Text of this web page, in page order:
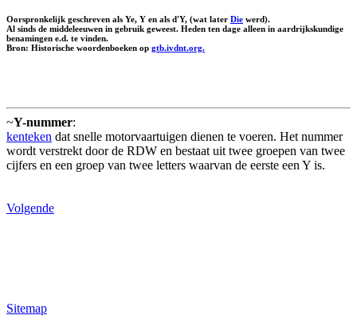
Oorspronkelijk geschreven als Ye, Y en als d'Y, (wat later Die werd).
Al sinds de middeleeuwen in gebruik geweest. Heden ten dage alleen in aardrijkskundige
benamingen e.d. te vinden.
Bron: Historische woordenboeken op gtb.ivdnt.org.
~Y-nummer:
kenteken dat snelle motorvaartuigen dienen te voeren. Het nummer
wordt verstrekt door de RDW en bestaat uit twee groepen van twee
cijfers en een groep van twee letters waarvan de eerste een Y is.
Volgende
Sitemap